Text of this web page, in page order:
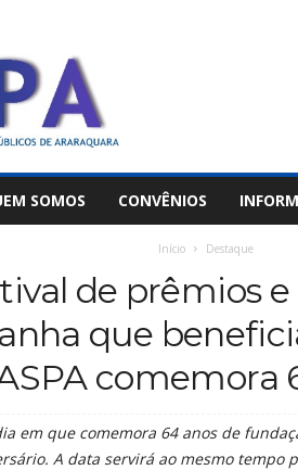
SOMOS CONVÊNIOS
Início Destaque
de prêmios
que
comemora
em que comemora 64 anos de
A data servirá ao mesmo